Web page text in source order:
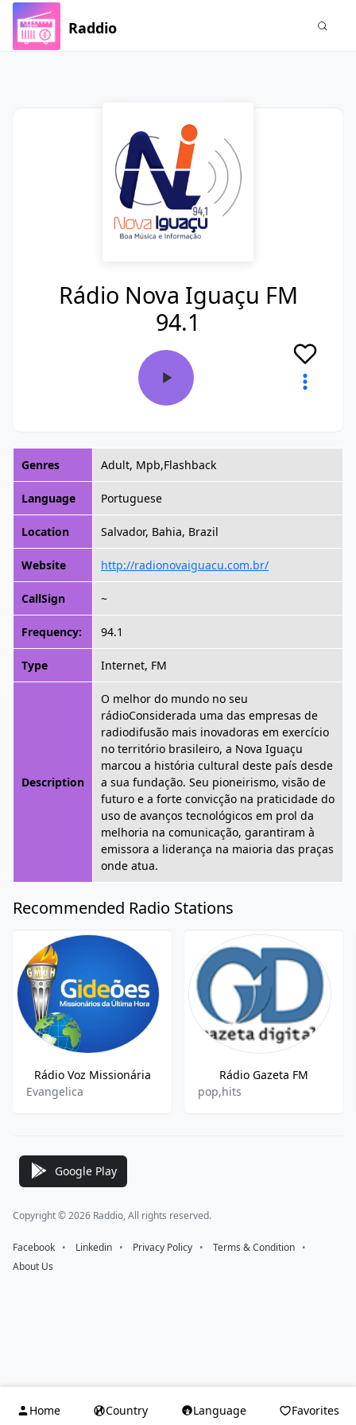
Raddio
Rádio Nova Iguaçu FM
94.1
Genres Adult, Mpb,Flashback
Language Portuguese
Location Salvador, Bahia, Brazil
Website http://radionovaiguacu.com.br/
CallSign ~
Frequency: 94.1
Type Internet, FM
Description
O melhor do mundo no seu
rádioConsiderada uma das empresas de
radiodifusão mais inovadoras em exercício
no território brasileiro, a Nova Iguaçu
marcou a história cultural deste país desde
a sua fundação. Seu pioneirismo, visão de
futuro e a forte convicção na praticidade do
uso de avanços tecnológicos em prol da
melhoria na comunicação, garantiram à
emissora a liderança na maioria das praças
onde atua.
Recommended Radio Stations
Rádio Voz Missionária
Evangelica
Rádio Gazeta FM
pop,hits
Google Play
Copyright © 2026 Raddio, All rights reserved.
Facebook ⠀•⠀ Linkedin ⠀•⠀ Privacy Policy ⠀•⠀ Terms & Condition ⠀•⠀
About Us
Home Country Language Favorites